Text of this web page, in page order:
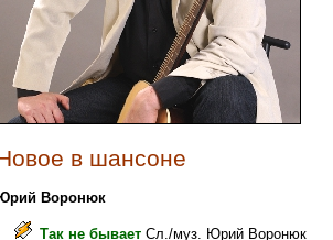
в шансоне
Воронюк
Так не бывает Сл./муз. Юрий Воронюк